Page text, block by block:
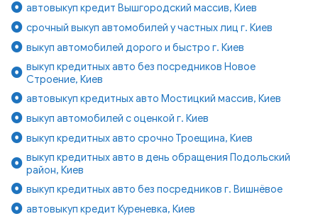
автовыкуп кредит Вышгородский массив, Киев
срочный выкуп автомобилей у частных лиц г. Киев
выкуп автомобилей дорого и быстро г. Киев
выкуп кредитных авто без посредников Новое
Строение, Киев
автовыкуп кредитных авто Мостицкий массив, Киев
выкуп автомобилей с оценкой г. Киев
выкуп кредитных авто срочно Троещина, Киев
выкуп кредитных авто в день обращения Подольский
район, Киев
выкуп кредитных авто без посредников г. Вишнёвое
автовыкуп кредит Куреневка, Киев